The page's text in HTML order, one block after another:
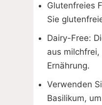
Glutenfreies
Sie
Dairy-Free:
aus
Ernährung.
Verwenden
Basilikum,